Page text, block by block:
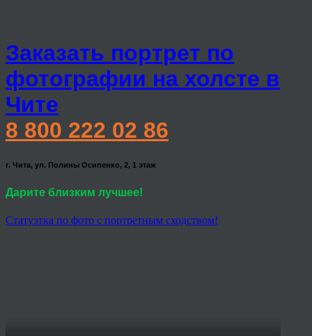
Заказать портрет по
фотографии на холсте в
Чите
8 800 222 02 86
г. Чита, ул. Полины Осипенко, 2, 1 этаж
Дарите близким лучшее!
Статуэтка по фото с портретным сходством!